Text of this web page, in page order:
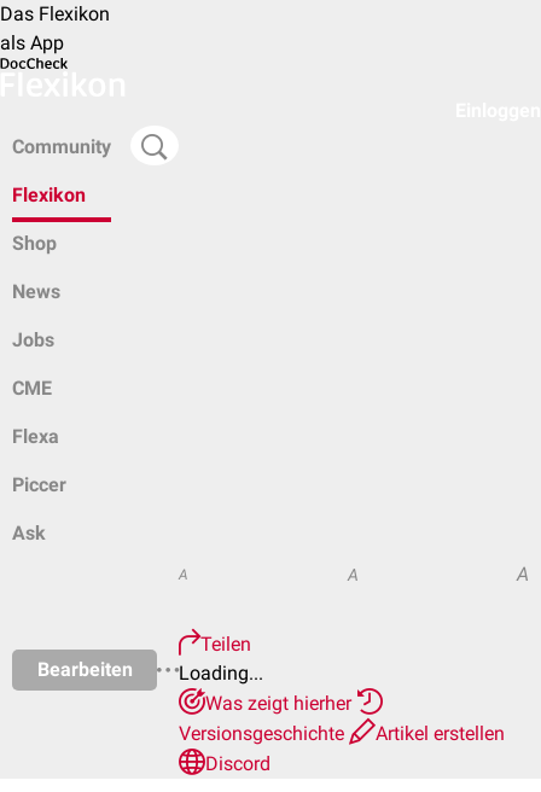
Das Flexikon
als App
Community
Flexikon
Shop
News
Jobs
CME
Flexa
Piccer
Ask
Bearbeiten
A A A
Teilen
Loading...
Was zeigt hierher
Versionsgeschichte
Artikel erstellen
Discord